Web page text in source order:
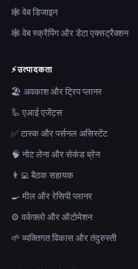
🕸 वेब डिजाइन
🕸️ वेब स्क्रैपिंग और डेटा एक्सट्रैक्शन
⚡उत्पादकता
🏖 अवकाश और ट्रिप प्लानर
🦾 एआई एजेंट्स
✅ टास्क और पर्सनल असिस्टेंट
🧠 नोट लेना और सेकंड ब्रेन
👨‍💻 बैठक सहायक
🍳 मील और रेसिपी प्लानर
⚙️ वर्कफ़्लो और ऑटोमेशन
🌱 व्यक्तिगत विकास और तंदुरुस्ती